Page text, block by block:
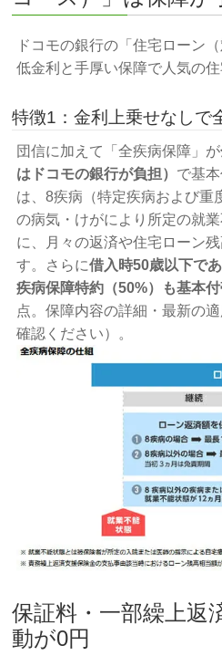
ドコモの銀行の「住宅ローン
低金利と手厚い保障で人気の住
特徴1：金利上乗せなしで
団信に加えて「全疾病保障」が
はドコモの銀行が負担） で基
は、8疾病（特定疾病および重
の病気・けがにより所定の就
に、月々の返済や住宅ローン
す。さらに借入時50歳以下で
疾病保障特約（50%）も基本
点。保障内容の詳細・最新の
確認ください）。
保証料・一部繰上返
動が0円